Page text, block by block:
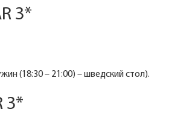
3*
(18:30 – 21:00) – шведский стол).
3*